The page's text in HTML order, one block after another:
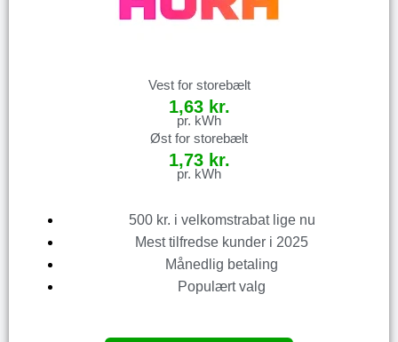
Vest for storebælt
1,63 kr.
pr. kWh
Øst for storebælt
1,73 kr.
pr. kWh
500 kr. i velkomstrabat lige nu
Mest tilfredse kunder i 2025
Månedlig betaling
Populært valg